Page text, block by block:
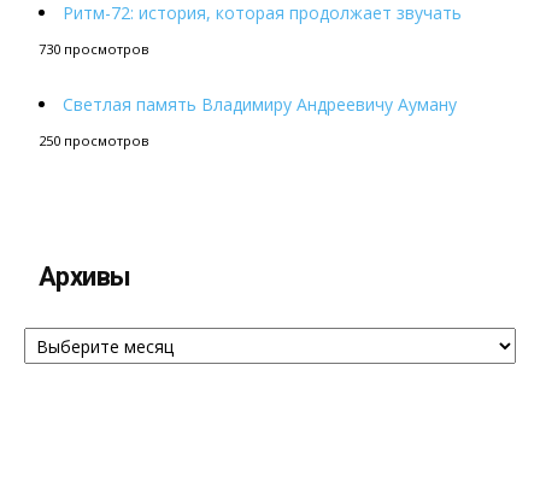
Ритм-72: история, которая продолжает звучать
730 просмотров
Светлая память Владимиру Андреевичу Ауману
250 просмотров
Архивы
Архивы